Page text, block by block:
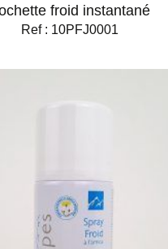
froid instantané
Ref : 10PFJ0001